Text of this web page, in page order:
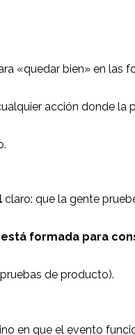
«quedar bien» en las
acción donde la
claro: que la gente
formada para
de producto).
en que el evento